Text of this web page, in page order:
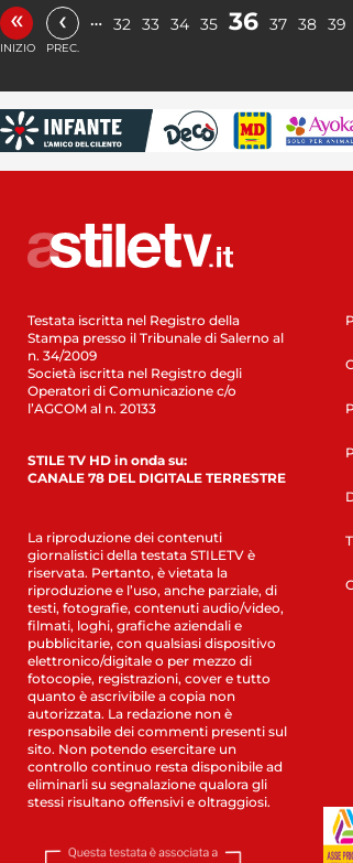
«
INIZIO
‹
PREC.
… 32 33 34 35 36 37 38 39
Testata iscritta nel Registro della
Stampa presso il Tribunale di Salerno al
n. 34/2009
Società iscritta nel Registro degli
Operatori di Comunicazione c/o
l’AGCOM al n. 20133
STILE TV HD in onda su:
CANALE 78 DEL DIGITALE TERRESTRE
La riproduzione dei contenuti
giornalistici della testata STILETV è
riservata. Pertanto, è vietata la
riproduzione e l’uso, anche parziale, di
testi, fotografie, contenuti audio/video,
filmati, loghi, grafiche aziendali e
pubblicitarie, con qualsiasi dispositivo
elettronico/digitale o per mezzo di
fotocopie, registrazioni, cover e tutto
quanto è ascrivibile a copia non
autorizzata. La redazione non è
responsabile dei commenti presenti sul
sito. Non potendo esercitare un
controllo continuo resta disponibile ad
eliminarli su segnalazione qualora gli
stessi risultano offensivi e oltraggiosi.